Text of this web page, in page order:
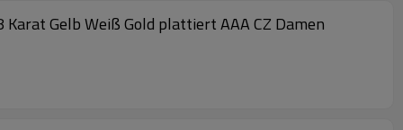
Gelb Weiß Gold plattiert AAA CZ Damen